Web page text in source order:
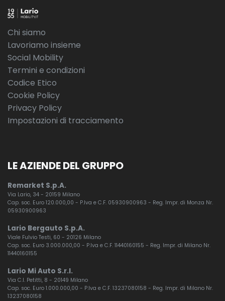
Chi siamo
Lavoriamo insieme
Social Mobility
Termini e condizioni
Codice Etico
Cookie Policy
Privacy Policy
Impostazioni di tracciamento
LE AZIENDE DEL GRUPPO
Remarket S.p.A.
Via Lario, 34 - 20159 Milano
Cap. soc. Euro 120.000,00 - P.Iva e C.F. 05930900963 - Reg. Impr. di Monza Nr.
05930900963
Lario Bergauto S.p.A.
Viale Fulvio Testi, 60 - 20126 Milano
Cap. soc. Euro 3.000.000,00 - P.Iva e C.F. 11440160155 - Reg. Impr. di Milano Nr.
11440160155
Lario Mi Auto S.r.l.
Via C.I. Petitti, 8 - 20149 Milano
Cap. soc. Euro 1.000.000,00 - P.Iva e C.F. 13237080158 - Reg. Impr. di Milano Nr.
13237080158